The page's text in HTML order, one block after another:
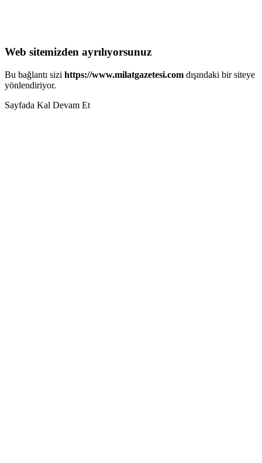
Web sitemizden ayrılıyorsunuz
Bu bağlantı sizi https://www.milatgazetesi.com dışındaki bir siteye
yönlendiriyor.
Sayfada Kal Devam Et